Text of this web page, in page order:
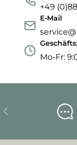
+49
E-Mail
Mo-Fr:
Vorherige